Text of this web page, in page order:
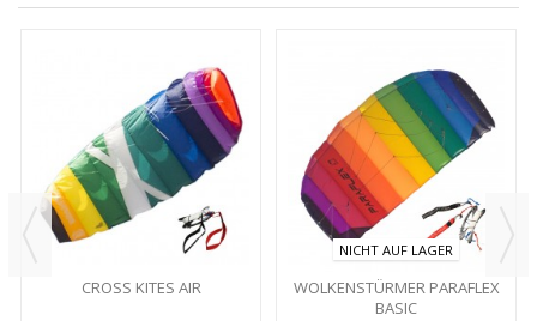
CROSS KITES AIR
NICHT AUF LAGER
WOLKENSTÜRMER PARAFLEX
BASIC